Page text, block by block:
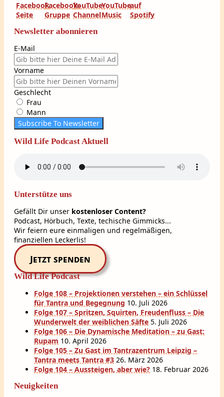
Newsletter abonnieren
E-Mail
Vorname
Geschlecht
Frau
Mann
Subscribe To Newsletter
Wild Life Podcast Aktuell
Unterstütze uns
Gefällt Dir unser kostenloser Content?
Podcast, Hörbuch, Texte, techische Gimmicks...
Wir feiern eure einmaligen und regelmäßigen,
finanziellen Leckerlis!
Jetzt spenden
Wild Life Podcast
Folge 108 – Projektionen verstehen – ein Schlüssel
für Tantra und Begegnung 10. Juli 2026
Folge 107 – Spritzen, Squirten, Freudenfluss – Die
Wunderwelt der weiblichen Säfte 5. Juli 2026
Folge 106 – Die Dynamische Meditation – zu Gast:
Rupam 10. April 2026
Folge 105 – Zu Gast im Tantrazentrum Leipzig –
Tantra meets Tantra #3 26. März 2026
Folge 104 – Aussteigen, aber wie? 18. Februar 2026
Neuigkeiten